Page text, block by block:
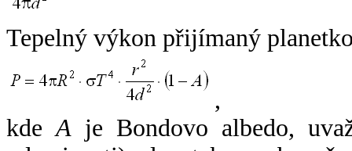
Tepelný výkon přijímaný
,
kdeA je Bondovo albedo,